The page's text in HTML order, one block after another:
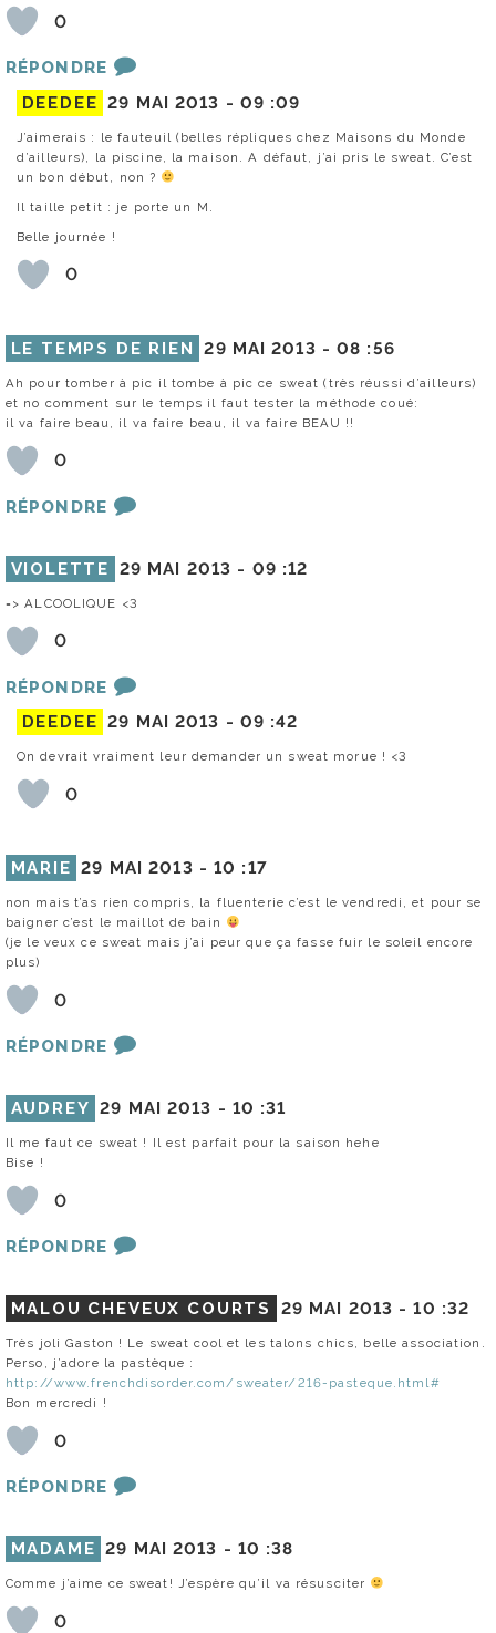
0
RÉPONDRE
DEEDEE 29 MAI 2013 - 09 :09
J’aimerais : le fauteuil (belles répliques chez Maisons du Monde
d’ailleurs), la piscine, la maison. A défaut, j’ai pris le sweat. C’est
un bon début, non ?
Il taille petit : je porte un M.
Belle journée !
0
LE TEMPS DE RIEN 29 MAI 2013 -08 :56
Ah pour tomber à pic il tombe à pic ce sweat (très réussi d’ailleurs)
et no comment sur le temps il faut tester la méthode coué:
il va faire beau, il va faire beau, il va faire BEAU !!
0
RÉPONDRE
VIOLETTE 29 MAI 2013 - 09 :12
=> ALCOOLIQUE <3
0
RÉPONDRE
DEEDEE 29 MAI 2013 - 09 :42
On devrait vraiment leur demander un sweat morue ! <3
0
MARIE 29 MAI 2013 -10 :17
non mais t’as rien compris, la fluenterie c’est le vendredi, et pour se
baigner c’est le maillot de bain
(je le veux ce sweat mais j’ai peur que ça fasse fuir le soleil encore
plus)
0
RÉPONDRE
AUDREY 29 MAI 2013 - 10 :31
Il me faut ce sweat ! Il est parfait pour la saison hehe
Bise !
0
RÉPONDRE
MALOU CHEVEUX COURTS 29 MAI 2013 -10 :32
Très joli Gaston ! Le sweat cool et les talons chics, belle association.
Perso, j’adore la pastèque :
http://www.frenchdisorder.com/sweater/216-pasteque.html#
Bon mercredi !
0
RÉPONDRE
MADAME 29 MAI 2013 - 10 :38
Comme j’aime ce sweat! J’espère qu’il va résusciter
0